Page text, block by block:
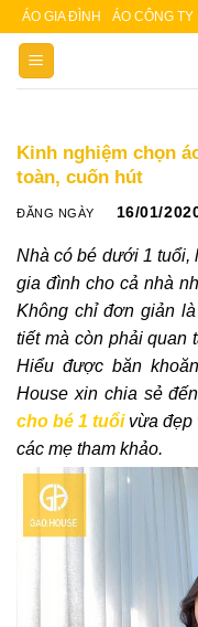
Skip
content
ÁO GIA ĐÌNH ÁO CÔNG TY
Kinh nghiệm chọn
toàn, cuốn hút
ĐĂNG NGÀY 16/01/
Nhà có bé dưới 1 tuổi,
gia đình cho cả nhà
Không chỉ đơn giản
tiết mà còn phải quan
Hiểu được băn
House xin chia sẻ
cho bé 1 tuổi vừa đẹp
các mẹ tham khảo.